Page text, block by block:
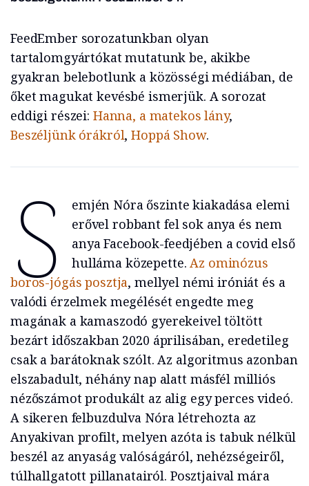
FeedEmber sorozatunkban olyan
tartalomgyártókat mutatunk be, akikbe
gyakran belebotlunk a közösségi médiában, de
őket magukat kevésbé ismerjük. A sorozat
eddigi részei: Hanna, a matekos lány,
Beszéljünk órákról,Hoppá Show.
S
emjén Nóra őszinte kiakadása elemi
erővel robbant fel sok anya és nem
anya Facebook-feedjében a covid első
hulláma közepette.Az ominózus
boros-jógás posztja, mellyel némi iróniát és a
valódi érzelmek megélését engedte meg
magának a kamaszodó gyerekeivel töltött
bezárt időszakban 2020 áprilisában, eredetileg
csak a barátoknak szólt. Az algoritmus azonban
elszabadult, néhány nap alatt másfél milliós
nézőszámot produkált az alig egy perces videó.
A sikeren felbuzdulva Nóra létrehozta az
Anyakivan profilt, melyen azóta is tabuk nélkül
beszél az anyaság valóságáról, nehézségeiről,
túlhallgatott pillanatairól. Posztjaival mára